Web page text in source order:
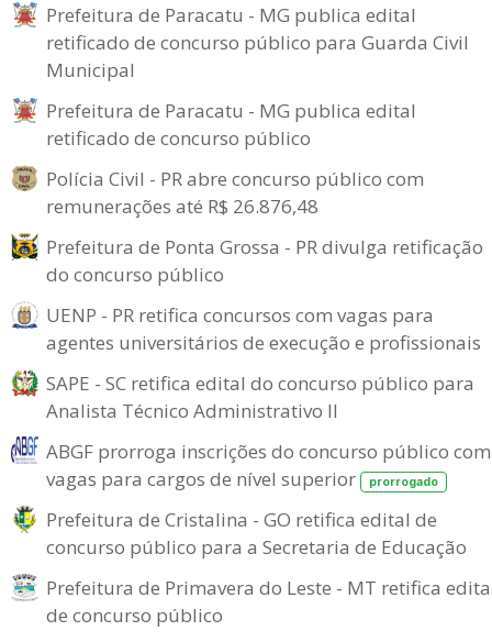
Prefeitura de Paracatu - MG publica edital
retificado de concurso público para Guarda Civil
Municipal
Prefeitura de Paracatu - MG publica edital
retificado de concurso público
Polícia Civil - PR abre concurso público com
remunerações até R$ 26.876,48
Prefeitura de Ponta Grossa - PR divulga retificação
do concurso público
UENP - PR retifica concursos com vagas para
agentes universitários de execução e profissionais
SAPE - SC retifica edital do concurso público para
Analista Técnico Administrativo II
ABGF prorroga inscrições do concurso público com
vagas para cargos de nível superior
prorrogado
Prefeitura de Cristalina - GO retifica edital de
concurso público para a Secretaria de Educação
Prefeitura de Primavera do Leste - MT retifica
de concurso público